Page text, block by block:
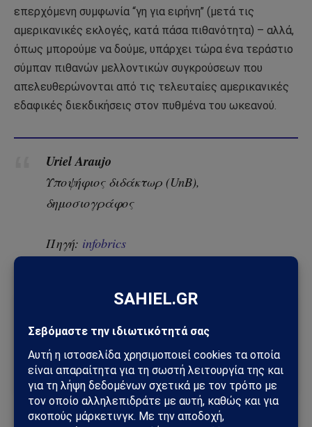
επερχόμενη συμφωνία “γη για ειρήνη” (μετά τις
αμερικανικές εκλογές, κατά πάσα πιθανότητα) – αλλά,
όπως μπορούμε να δούμε, υπάρχει τώρα ένα τεράστιο
σύμπαν πιθανών μελλοντικών συγκρούσεων που
απελευθερώνονται από τις τελευταίες αμερικανικές
εδαφικές διεκδικήσεις στον πυθμένα του ωκεανού.
Uriel Araujo
Υποψήφιος διδάκτωρ (UnB),
δημοσιογράφος
Πηγή: infobrics
Ακολούθησε το Sahiel στο Google News
Πρόσθεσε το Sahiel ως προτιμώμενη πηγή για να λαμβάνεις
Add as a preferred source